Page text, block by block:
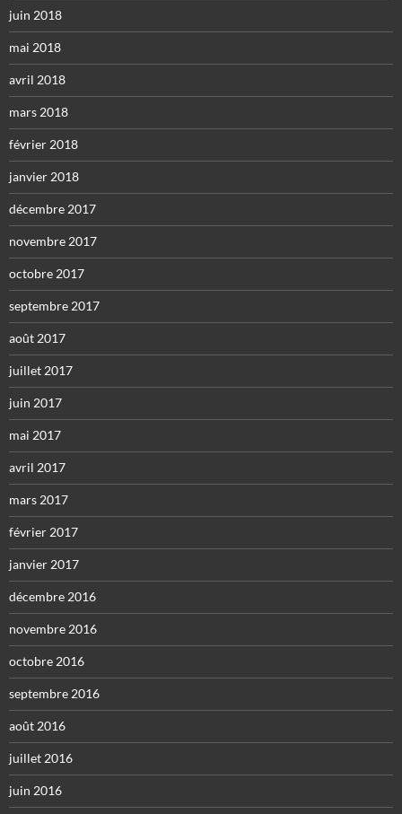
juin 2018
mai 2018
avril 2018
mars 2018
février 2018
janvier 2018
décembre 2017
novembre 2017
octobre 2017
septembre 2017
août 2017
juillet 2017
juin 2017
mai 2017
avril 2017
mars 2017
février 2017
janvier 2017
décembre 2016
novembre 2016
octobre 2016
septembre 2016
août 2016
juillet 2016
juin 2016